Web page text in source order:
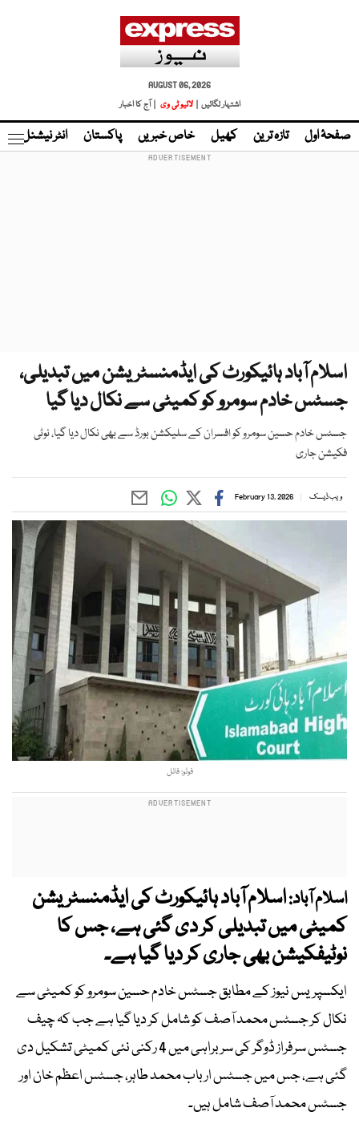
AUGUST 06, 2026
اشتہار لگائیں |
لائیو ٹی وی | آج کا اخبار
صفحۂ اول تازہ ترین کھیل خاص خبریں پاکستان انٹر نیشنل
اسلام آباد ہائیکورٹ کی ایڈمنسٹریشن میں تبدیلی،
جسٹس خادم سومرو کو کمیٹی سے نکال دیا گیا
جسٹس خادم حسین سومرو کو افسران کے سلیکشن بورڈ سے بھی نکال دیا گیا، نوٹی
فکیشن جاری
ویب ڈیسک February 13, 2026
فوٹو: فائل
اسلام آباد:اسلام آباد ہائیکورٹ کی ایڈمنسٹریشن
کمیٹی میں تبدیلی کر دی گئی ہے، جس کا
نوٹیفکیشن بھی جاری کر دیا گیا ہے۔
ایکسپریس نیوز کے مطابق جسٹس خادم حسین سومرو کو کمیٹی سے
نکال کر جسٹس محمد آصف کو شامل کر دیا گیا ہے جب کہ چیف
جسٹس سرفراز ڈوگر کی سربراہی میں 4 رکنی نئی کمیٹی تشکیل دی
گئی ہے، جس میں جسٹس ارباب محمد طاہر، جسٹس اعظم خان اور
جسٹس محمد آصف شامل ہیں۔